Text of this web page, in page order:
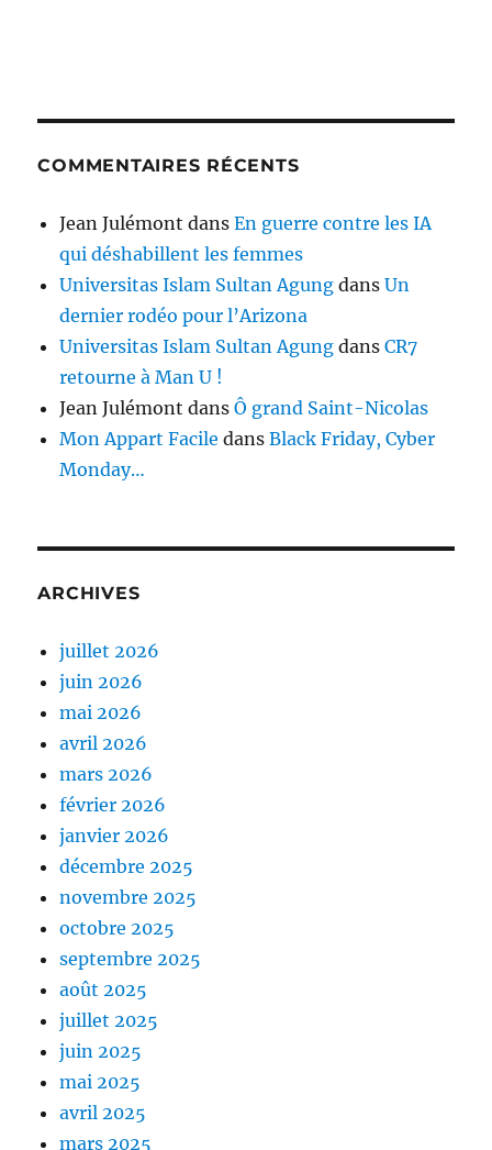
COMMENTAIRES RÉCENTS
Jean Julémont dansEn guerre contre les IA
qui déshabillent les femmes
Universitas Islam Sultan Agung dansUn
dernier rodéo pour l’Arizona
Universitas Islam Sultan Agung dansCR7
retourne à Man U !
Jean Julémont dansÔ grand Saint-Nicolas
Mon Appart Facile dansBlack Friday, Cyber
Monday…
ARCHIVES
juillet 2026
juin 2026
mai 2026
avril 2026
mars 2026
février 2026
janvier 2026
décembre 2025
novembre 2025
octobre 2025
septembre 2025
août 2025
juillet 2025
juin 2025
mai 2025
avril 2025
mars 2025